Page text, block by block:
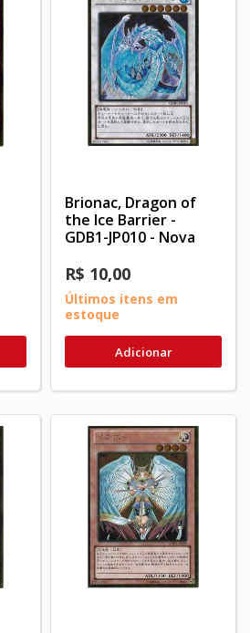
Brionac, Dragon of
the Ice Barrier -
GDB1-JP010 - Nova
R$ 10,00
Últimos itens em
estoque
Adicionar